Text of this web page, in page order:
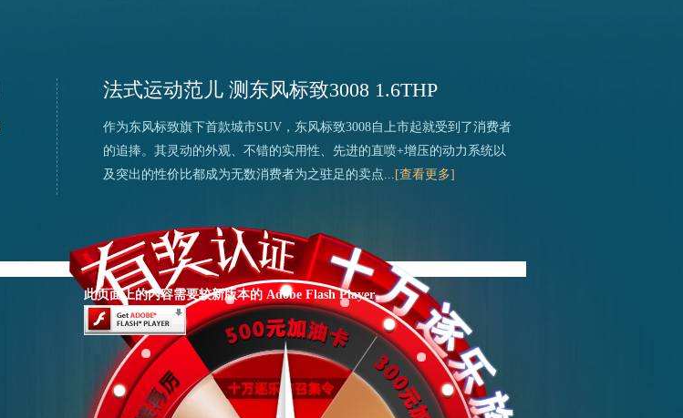
法式运动范儿 测东风标致3008 1.6THP
作为东风标致旗下首款城市SUV，东风标致3008自上市起就受到了消费者
的追捧。其灵动的外观、不错的实用性、先进的直喷+增压的动力系统以
及突出的性价比都成为无数消费者为之驻足的卖点... [查看更多]
此页面上的内容需要较新版本的 Adobe Flash Player。